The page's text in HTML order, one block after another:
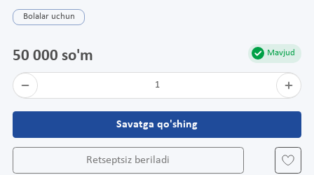
Bolalar uchun
Mavjud
50 000 so'm
1
Savatga qo'shing
Retseptsiz beriladi